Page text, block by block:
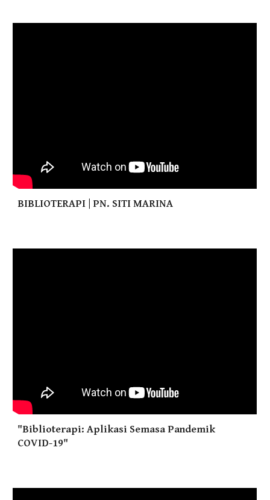
BIBLIOTERAPI | PN. SITI MARINA
"Biblioterapi: Aplikasi Semasa Pandemik
COVID-19"